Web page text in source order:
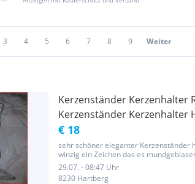
3 4 5 6 7 8 9 Weiter
Kerzenständer Kerzenhalter
Kerzenständer Kerzenhalter
€ 18
sehr schöner eleganter Kerzenständer
winzig ein Zeichen das es
jahre Wird im Karton in Karton verpackt
bruchversicherung 12 euro
29.07. - 08:47 Uhr
8230 Hartberg